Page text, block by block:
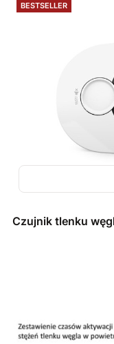
BESTSELLER
Czujnik tlenku